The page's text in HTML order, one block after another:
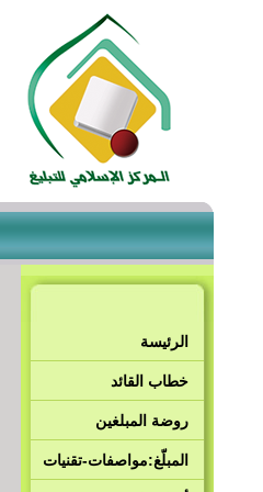
الرئيسة
خطاب القائد
روضة المبلغين
المبلّغ:مواصفات-تقنيات